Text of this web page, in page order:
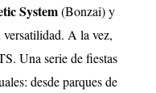
System(Bonzai) y
versatilidad. A la vez,
Una serie de fiestas
desde parques de